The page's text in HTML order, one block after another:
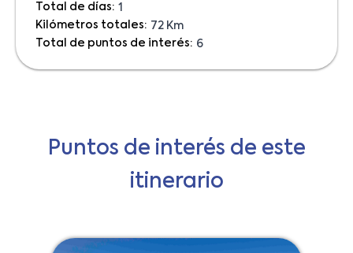
Total de días: 1
Kilómetros totales: 72 Km
Total de puntos de interés: 6
Puntos de interés de este
itinerario